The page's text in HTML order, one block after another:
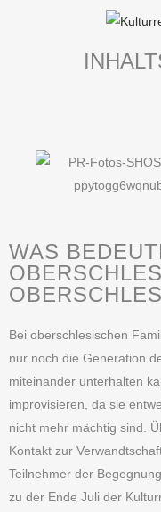
WAS
Bei oberschlesischen
nur noch die Generation
miteinander unterhalten
improvisieren, da sie
nicht mehr mächtig sind.
Kontakt zur
Teilnehmer der
zu der Ende Juli der